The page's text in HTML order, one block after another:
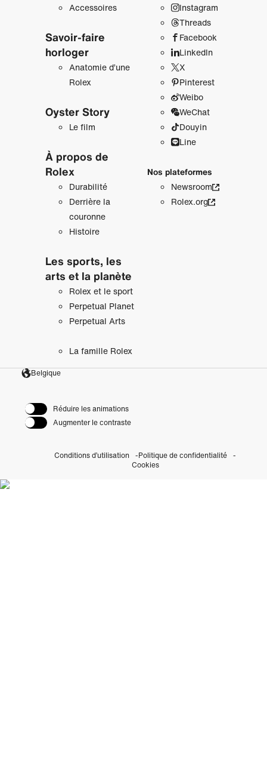
Accessoires
Savoir‑faire
horloger
Anatomie d’une
Rolex
Oyster Story
Le film
À propos de
Rolex
Durabilité
Derrière la
couronne
Histoire
Les sports, les
arts et la planète
Rolex et le sport
Perpetual Planet
Perpetual Arts
La famille Rolex
Instagram
Threads
Facebook
LinkedIn
X
Pinterest
Weibo
WeChat
Douyin
Line
Nos plateformes
Newsroom
Rolex.org
Belgique
Réduire les animations
Augmenter le contraste
Conditions d’utilisation
Politique de confidentialité
Cookies